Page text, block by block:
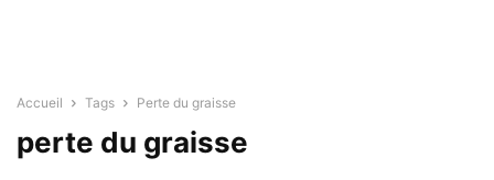
Accueil Tags Perte du graisse
perte du graisse